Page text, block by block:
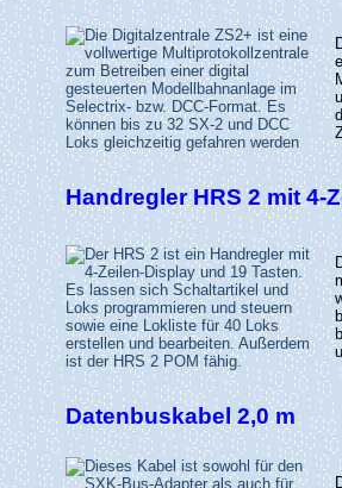
Handregler HRS 2 mit 4-
Datenbuskabel 2,0 m